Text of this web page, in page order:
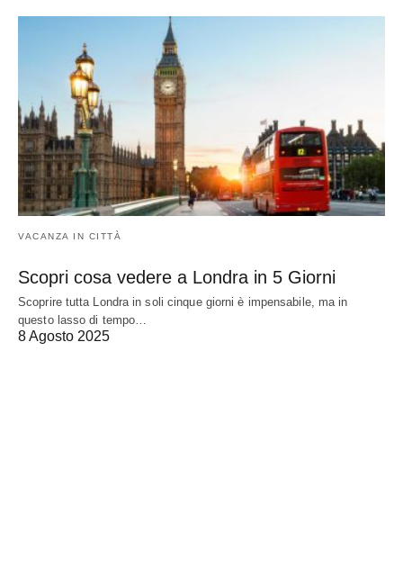
VACANZA IN CITTÀ
Scopri cosa vedere a Londra in 5 Giorni
Scoprire tutta Londra in soli cinque giorni è impensabile, ma in
questo lasso di tempo…
8 Agosto 2025